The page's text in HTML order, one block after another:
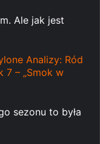
Ale jak jest
Analizy: Ród
7 – „Smok w
sezonu to była